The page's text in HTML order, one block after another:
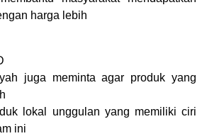
harga lebih
juga meminta agar produk yang
lokal unggulan yang memiliki ciri
ini